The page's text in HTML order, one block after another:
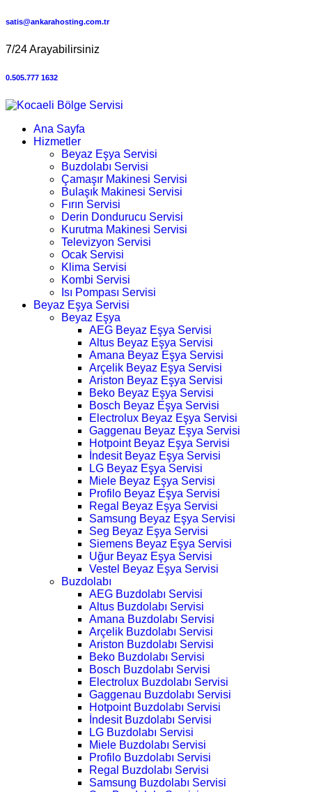
satis@ankarahosting.com.tr
7/24 Arayabilirsiniz
0.505.777 1632
Ana Sayfa
Hizmetler
Beyaz Eşya Servisi
Buzdolabı Servisi
Çamaşır Makinesi Servisi
Bulaşık Makinesi Servisi
Fırın Servisi
Derin Dondurucu Servisi
Kurutma Makinesi Servisi
Televizyon Servisi
Ocak Servisi
Klima Servisi
Kombi Servisi
Isı Pompası Servisi
Beyaz Eşya Servisi
Beyaz Eşya
AEG Beyaz Eşya Servisi
Altus Beyaz Eşya Servisi
Amana Beyaz Eşya Servisi
Arçelik Beyaz Eşya Servisi
Ariston Beyaz Eşya Servisi
Beko Beyaz Eşya Servisi
Bosch Beyaz Eşya Servisi
Electrolux Beyaz Eşya Servisi
Gaggenau Beyaz Eşya Servisi
Hotpoint Beyaz Eşya Servisi
İndesit Beyaz Eşya Servisi
LG Beyaz Eşya Servisi
Miele Beyaz Eşya Servisi
Profilo Beyaz Eşya Servisi
Regal Beyaz Eşya Servisi
Samsung Beyaz Eşya Servisi
Seg Beyaz Eşya Servisi
Siemens Beyaz Eşya Servisi
Uğur Beyaz Eşya Servisi
Vestel Beyaz Eşya Servisi
Buzdolabı
AEG Buzdolabı Servisi
Altus Buzdolabı Servisi
Amana Buzdolabı Servisi
Arçelik Buzdolabı Servisi
Ariston Buzdolabı Servisi
Beko Buzdolabı Servisi
Bosch Buzdolabı Servisi
Electrolux Buzdolabı Servisi
Gaggenau Buzdolabı Servisi
Hotpoint Buzdolabı Servisi
İndesit Buzdolabı Servisi
LG Buzdolabı Servisi
Miele Buzdolabı Servisi
Profilo Buzdolabı Servisi
Regal Buzdolabı Servisi
Samsung Buzdolabı Servisi